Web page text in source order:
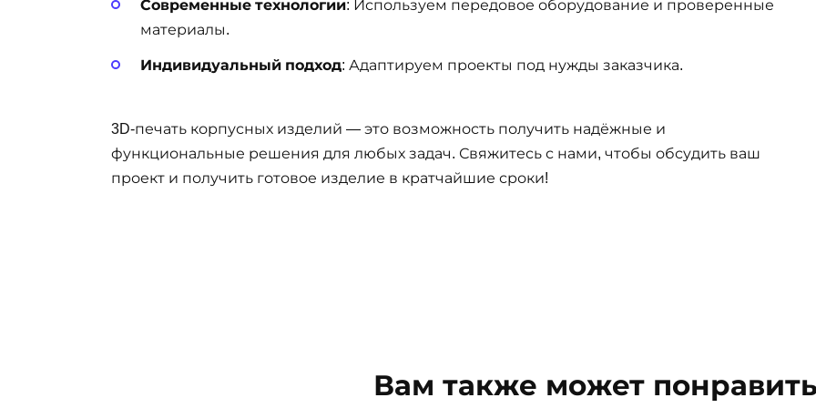
Современные технологии: Используем передовое оборудование и проверенные
материалы.
Индивидуальный подход: Адаптируем проекты под нужды заказчика.
3D-печать корпусных изделий — это возможность получить надёжные и
функциональные решения для любых задач. Свяжитесь с нами, чтобы обсудить ваш
проект и получить готовое изделие в кратчайшие сроки!
Вам также может